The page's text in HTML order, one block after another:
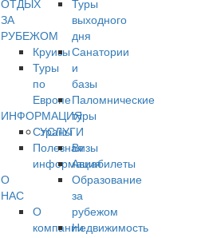
ОТДЫХ
ЗА
РУБЕЖОМ
Круизы
Туры
по
Европе
ИНФОРМАЦИЯ
Страны
Полезная
информация
О
НАС
О
компании
Туры
выходного
дня
Санатории
и
базы
Паломнические
туры
УСЛУГИ
Визы
Авиабилеты
Образование
за
рубежом
Недвижимость